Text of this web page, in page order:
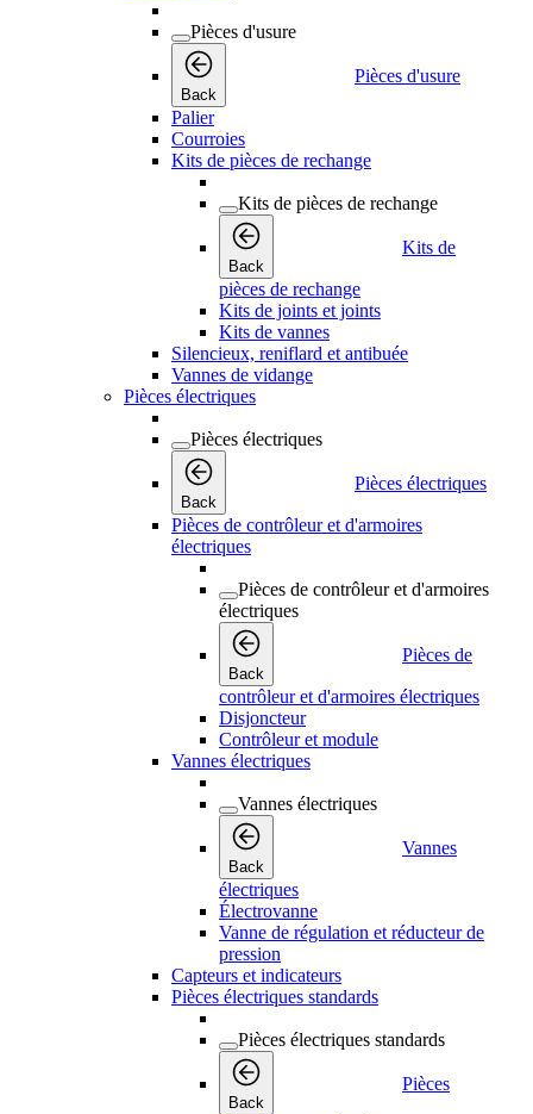
Pièces d'usure
Back
Pièces d'usure
Palier
Courroies
Kits de pièces de rechange
Kits de pièces de rechange
Back
Kits de
pièces de rechange
Kits de joints et joints
Kits de vannes
Silencieux, reniflard et antibuée
Vannes de vidange
Pièces électriques
Pièces électriques
Back
Pièces électriques
Pièces de contrôleur et d'armoires
électriques
Pièces de contrôleur et d'armoires
électriques
Back
Pièces de
contrôleur et d'armoires électriques
Disjoncteur
Contrôleur et module
Vannes électriques
Vannes électriques
Back
Vannes
électriques
Électrovanne
Vanne de régulation et réducteur de
pression
Capteurs et indicateurs
Pièces électriques standards
Pièces électriques standards
Back
Pièces